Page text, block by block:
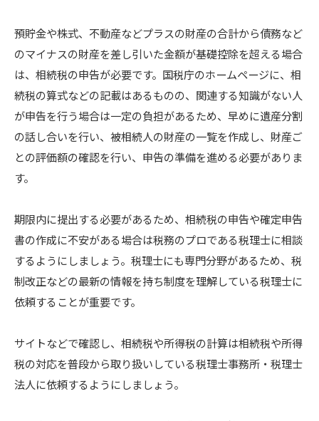
預貯金や株式、不動産などプラスの財産の合計から債務など
のマイナスの財産を差し引いた金額が基礎控除を超える場合
は、相続税の申告が必要です。国税庁のホームページに、相
続税の算式などの記載はあるものの、関連する知識がない人
が申告を行う場合は一定の負担があるため、早めに遺産分割
の話し合いを行い、被相続人の財産の一覧を作成し、財産ご
との評価額の確認を行い、申告の準備を進める必要がありま
す。
期限内に提出する必要があるため、相続税の申告や確定申告
書の作成に不安がある場合は税務のプロである税理士に相談
するようにしましょう。税理士にも専門分野があるため、税
制改正などの最新の情報を持ち制度を理解している税理士に
依頼することが重要です。
サイトなどで確認し、相続税や所得税の計算は相続税や所得
税の対応を普段から取り扱いしている税理士事務所・税理士
法人に依頼するようにしましょう。